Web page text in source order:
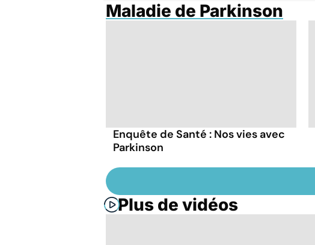
Maladie de Parkinson
Enquête de Santé : Nos vies avec
Parkinson
Plus de vidéos